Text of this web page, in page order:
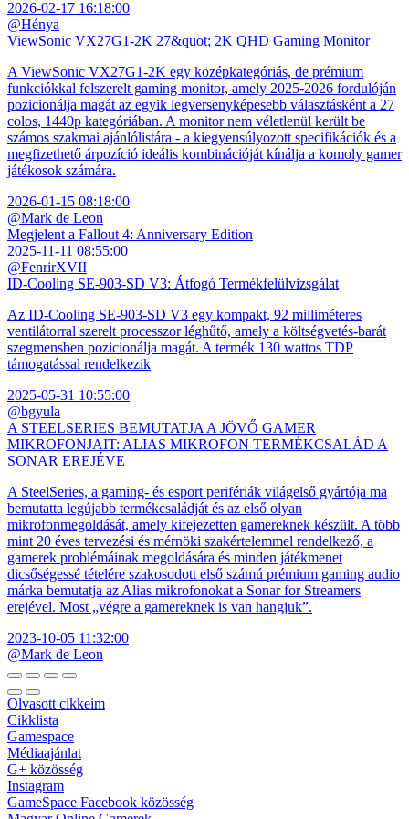
2026-02-17 16:18:00
@Hénya
ViewSonic VX27G1-2K 27&quot; 2K QHD Gaming Monitor
A ViewSonic VX27G1-2K egy középkategóriás, de prémium
funkciókkal felszerelt gaming monitor, amely 2025-2026 fordulóján
pozicionálja magát az egyik legversenyképesebb választásként a 27
colos, 1440p kategóriában. A monitor nem véletlenül került be
számos szakmai ajánlólistára - a kiegyensúlyozott specifikációk és a
megfizethető árpozíció ideális kombinációját kínálja a komoly gamer
játékosok számára.
2026-01-15 08:18:00
@Mark de Leon
Megjelent a Fallout 4: Anniversary Edition
2025-11-11 08:55:00
@FenrirXVII
ID-Cooling SE-903-SD V3: Átfogó Termékfelülvizsgálat
Az ID-Cooling SE-903-SD V3 egy kompakt, 92 milliméteres
ventilátorral szerelt processzor léghűtő, amely a költségvetés-barát
szegmensben pozicionálja magát. A termék 130 wattos TDP
támogatással rendelkezik
2025-05-31 10:55:00
@bgyula
A STEELSERIES BEMUTATJA A JÖVŐ GAMER
MIKROFONJAIT: ALIAS MIKROFON TERMÉKCSALÁD A
SONAR EREJÉVE
A SteelSeries, a gaming- és esport perifériák világelső gyártója ma
bemutatta legújabb termékcsaládját és az első olyan
mikrofonmegoldását, amely kifejezetten gamereknek készült. A több
mint 20 éves tervezési és mérnöki szakértelemmel rendelkező, a
gamerek problémáinak megoldására és minden játékmenet
dicsőségessé tételére szakosodott első számú prémium gaming audio
márka bemutatja az Alias mikrofonokat a Sonar for Streamers
erejével. Most „végre a gamereknek is van hangjuk”.
2023-10-05 11:32:00
@Mark de Leon
Olvasott cikkeim
Cikklista
Gamespace
Médiaajánlat
G+ közösség
Instagram
GameSpace Facebook közösség